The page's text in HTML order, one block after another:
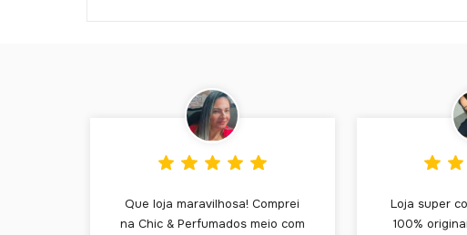
Que loja maravilhosa! Comprei
na Chic & Perfumados meio com
Loja super
100%